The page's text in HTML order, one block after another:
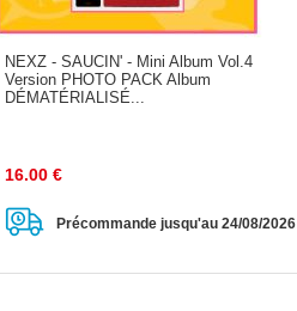
NEXZ - SAUCIN' - Mini Album Vol.4
Version PHOTO PACK Album
DÉMATÉRIALISÉ...
16.00 €
Précommande jusqu'au 24/08/2026